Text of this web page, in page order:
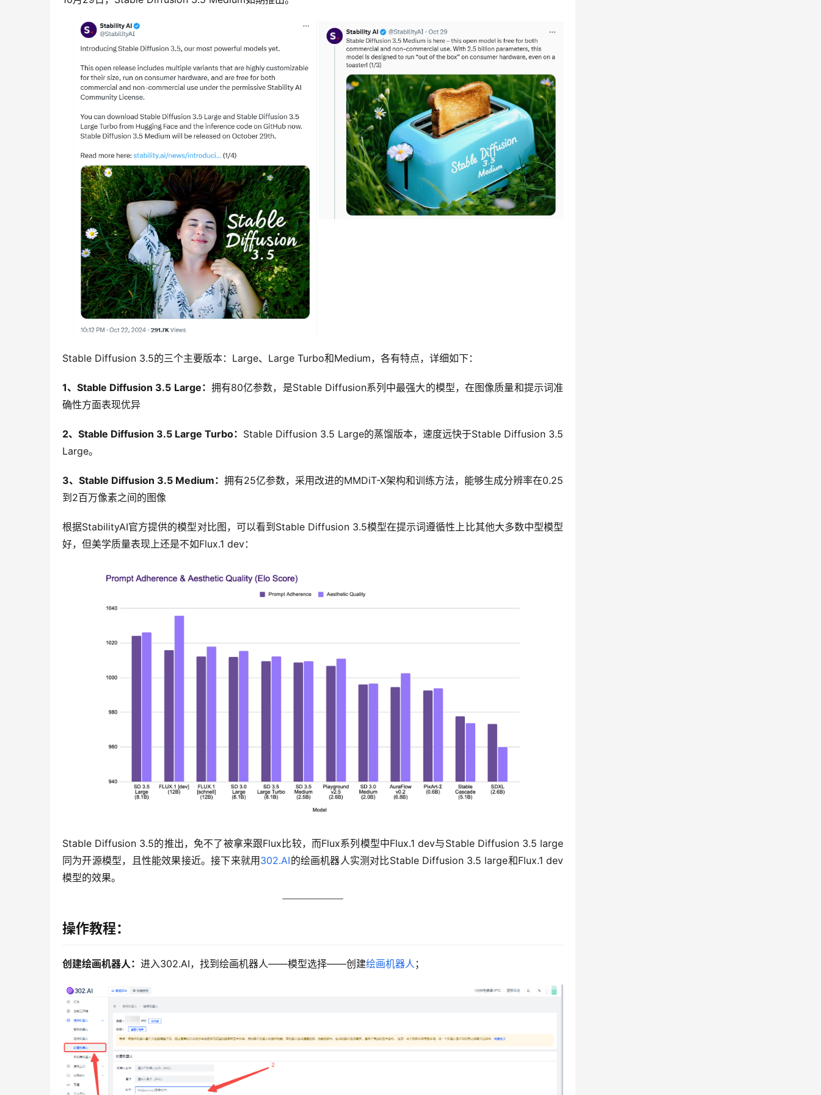
Stable Diffusion 3.5的三个主要版本：Large、Large Turbo和Medium，各有特点，详细如下：
1、Stable Diffusion 3.5 Large： 拥有80亿参数，是Stable Diffusion系列中最强大的模型，在图像质量和提示词准
确性方面表现优异
2、Stable Diffusion 3.5 Large Turbo： Stable Diffusion 3.5 Large的蒸馏版本，速度远快于Stable Diffusion 3.5
Large。
3、Stable Diffusion 3.5 Medium： 拥有25亿参数，采用改进的MMDiT-X架构和训练方法，能够生成分辨率在0.25
到2百万像素之间的图像
根据StabilityAI官方提供的模型对比图，可以看到Stable Diffusion 3.5模型在提示词遵循性上比其他大多数中型模型
好，但美学质量表现上还是不如Flux.1 dev：
Stable Diffusion 3.5的推出，免不了被拿来跟Flux比较，而Flux系列模型中Flux.1 dev与Stable Diffusion 3.5 large
同为开源模型，且性能效果接近。接下来就用 302.AI的绘画机器人实测对比Stable Diffusion 3.5 large和Flux.1 dev
模型的效果。
操作教程：
创建绘画机器人： 进入302.AI，找到绘画机器人——模型选择——创建绘画机器人 ；